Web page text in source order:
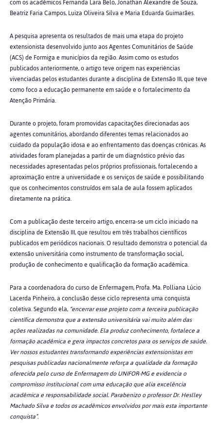
com os acadêmicos Fernanda Lara Belo, Jonathan Alexandre de Souza,
Beatriz Faria Campos, Luiza Oliveira Silva e Maria Eduarda Guimarães.
A pesquisa apresenta os resultados de mais uma etapa do projeto
extensionista desenvolvido junto aos Agentes Comunitários de Saúde
(ACS) de Formiga e municípios da região. Assim como os estudos
publicados anteriormente, o artigo teve origem nas experiências
vivenciadas pelos estudantes durante a disciplina de Extensão III, que teve
como foco a educação permanente em saúde e o fortalecimento da
Atenção Primária.
Durante o projeto, foram promovidas capacitações direcionadas aos
agentes comunitários, abordando diferentes temas relacionados ao
cuidado da população idosa e ao enfrentamento das doenças crônicas. As
atividades foram planejadas a partir de um diagnóstico prévio das
necessidades apresentadas pelos próprios profissionais, fortalecendo a
aproximação entre a universidade e os serviços de saúde e possibilitando
que os conhecimentos construídos em sala de aula fossem aplicados
diretamente na prática.
Com a publicação deste terceiro artigo, encerra-se um ciclo iniciado na
disciplina de Extensão III, que resultou em três trabalhos científicos
publicados em periódicos nacionais. O resultado demonstra o potencial da
extensão universitária como instrumento de transformação social,
produção de conhecimento e qualificação da formação acadêmica.
Para a coordenadora do curso de Enfermagem, Profa. Ma. Polliana Lúcio
Lacerda Pinheiro, a conclusão desse ciclo representa uma conquista
coletiva. Segundo ela, “encerrar esse projeto com a terceira publicação
científica demonstra que a extensão universitária vai muito além das
ações realizadas na comunidade. Ela produz conhecimento, fortalece a
formação acadêmica e gera impactos concretos para os serviços de saúde.
Ver nossos estudantes transformando experiências extensionistas em
pesquisas publicadas nacionalmente reforça a qualidade da formação
oferecida pelo curso de Enfermagem do UNIFOR-MG e evidencia o
compromisso institucional com uma educação que alia excelência
acadêmica e responsabilidade social. Parabenizo o professor Dr. Heslley
Machado Silva e todos os acadêmicos envolvidos por mais esta importante
conquista”.